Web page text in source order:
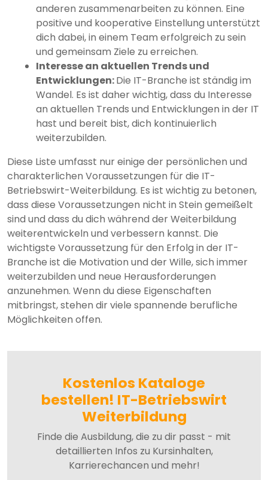
anderen zusammenarbeiten zu können. Eine
positive und kooperative Einstellung unterstützt
dich dabei, in einem Team erfolgreich zu sein
und gemeinsam Ziele zu erreichen.
Interesse an aktuellen Trends und
Entwicklungen:Die IT-Branche ist ständig im
Wandel. Es ist daher wichtig, dass du Interesse
an aktuellen Trends und Entwicklungen in der IT
hast und bereit bist, dich kontinuierlich
weiterzubilden.
Diese Liste umfasst nur einige der persönlichen und
charakterlichen Voraussetzungen für die IT-
Betriebswirt-Weiterbildung. Es ist wichtig zu betonen,
dass diese Voraussetzungen nicht in Stein gemeißelt
sind und dass du dich während der Weiterbildung
weiterentwickeln und verbessern kannst. Die
wichtigste Voraussetzung für den Erfolg in der IT-
Branche ist die Motivation und der Wille, sich immer
weiterzubilden und neue Herausforderungen
anzunehmen. Wenn du diese Eigenschaften
mitbringst, stehen dir viele spannende berufliche
Möglichkeiten offen.
Kostenlos Kataloge
bestellen! IT-Betriebswirt
Weiterbildung
Finde die Ausbildung, die zu dir passt - mit
detaillierten Infos zu Kursinhalten,
Karrierechancen und mehr!